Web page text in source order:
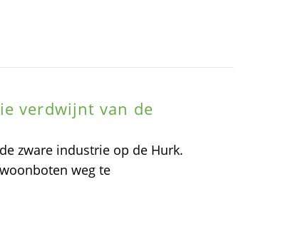
verdwijnt van de
zware industrie op de Hurk.
weg te